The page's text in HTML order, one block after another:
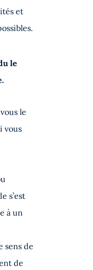
et
le
le
vous
s’est
à un
sens de
de